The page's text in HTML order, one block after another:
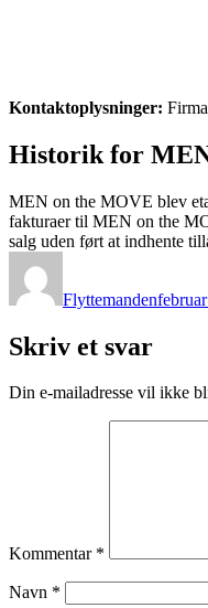
Kontaktoplysninger:
Historik for
MEN on the MOVE blev
fakturaer til MEN on the
salg uden ført at indhente
Flyttemanden
Skriv et svar
Din e-mailadresse vil ikke
Kommentar *
Navn *